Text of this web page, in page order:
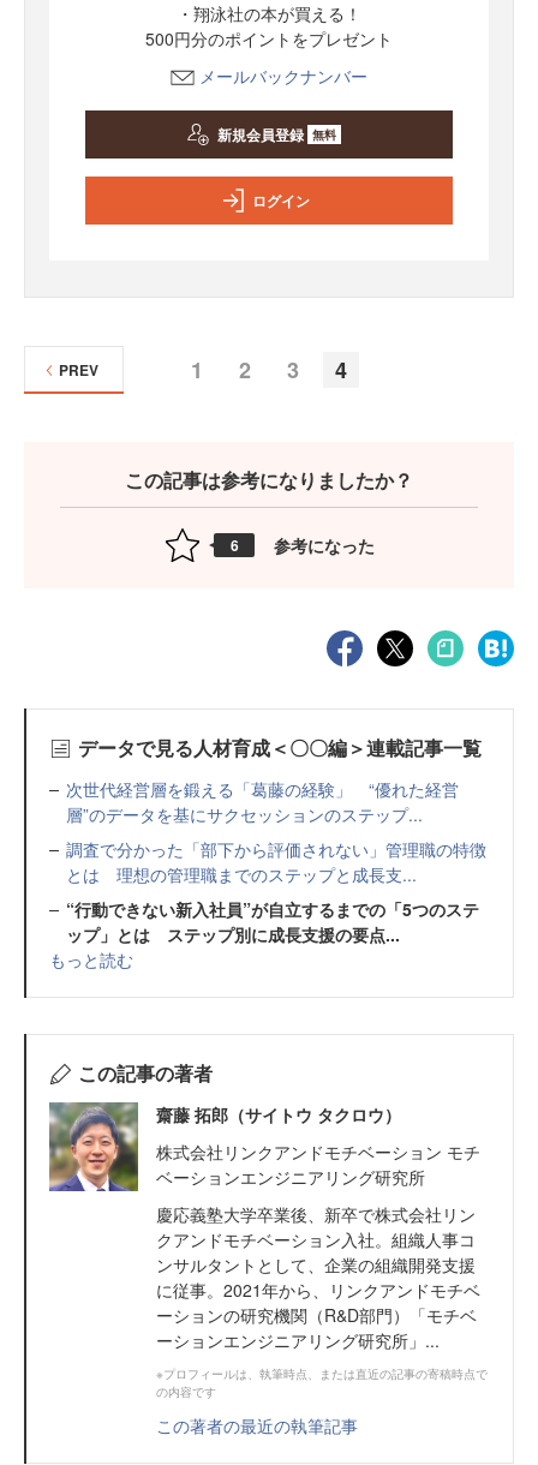
・翔泳社の本が買える！
500円分のポイントをプレゼント
メールバックナンバー
新規会員登録 無料
ログイン
1 2 3 4
PREV
この記事は参考になりましたか？
6 参考になった
データで見る人材育成＜〇〇編＞連載記事一覧
次世代経営層を鍛える「葛藤の経験」 “優れた経営
層”のデータを基にサクセッションのステップ...
調査で分かった「部下から評価されない」管理職の特徴
とは 理想の管理職までのステップと成長支...
“行動できない新入社員”が自立するまでの「5つのステ
ップ」とは ステップ別に成長支援の要点...
もっと読む
この記事の著者
齋藤 拓郎（サイトウ タクロウ）
株式会社リンクアンドモチベーション モチ
ベーションエンジニアリング研究所
慶応義塾大学卒業後、新卒で株式会社リン
クアンドモチベーション入社。組織人事コ
ンサルタントとして、企業の組織開発支援
に従事。2021年から、リンクアンドモチベ
ーションの研究機関（R&D部門）「モチベ
ーションエンジニアリング研究所」...
※プロフィールは、執筆時点、または直近の記事の寄稿時点で
の内容です
この著者の最近の執筆記事